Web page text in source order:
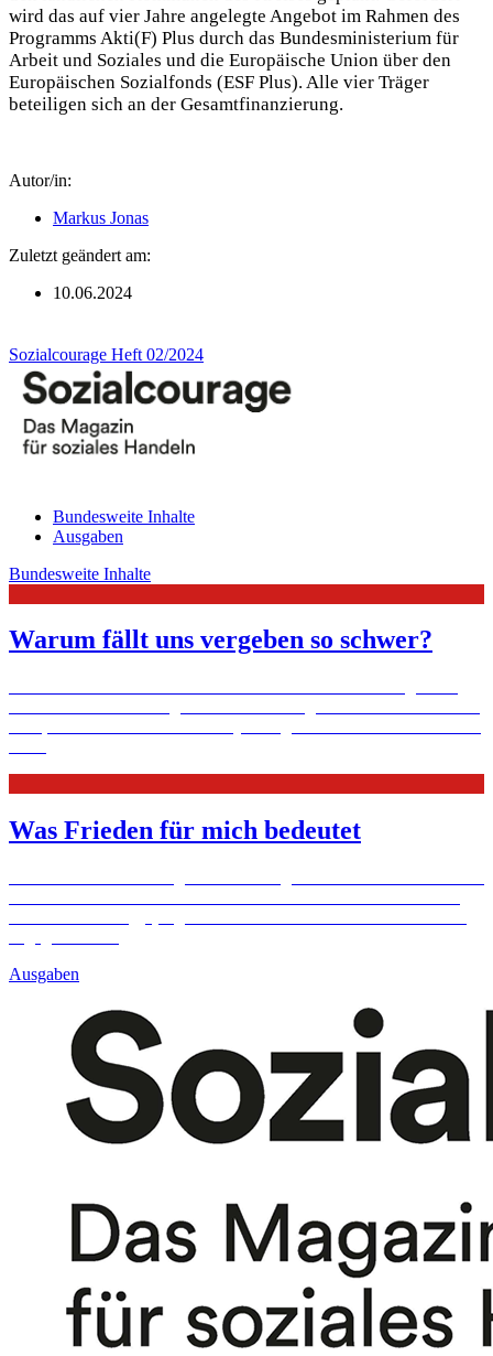
wird das auf vier Jahre angelegte Angebot im Rahmen des
Programms Akti(F) Plus durch das Bundesministerium für
Arbeit und Soziales und die Europäische Union über den
Europäischen Sozialfonds (ESF Plus). Alle vier Träger
beteiligen sich an der Gesamtfinanzierung.
Autor/in:
Markus Jonas
Zuletzt geändert am:
10.06.2024
Sozialcourage Heft 02/2024
Bundesweite Inhalte
Ausgaben
Bundesweite Inhalte
Warum fällt uns vergeben so schwer?
Was Frieden für mich bedeutet
Ausgaben
Caritas in Berlin
Vormundschaftsverein: Ehrenamtliche
gesucht
Caritas in Brandenburg
Brandenburg
Caritas in der Mitte – Fulda, Limburg, Mainz
Amharisch lernen und Freunde fürs